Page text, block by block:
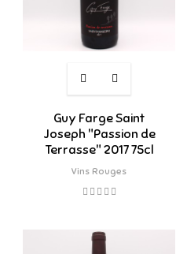
Guy Farge Saint
Joseph "Passion de
Terrasse" 2017 75cl
Vins Rouges